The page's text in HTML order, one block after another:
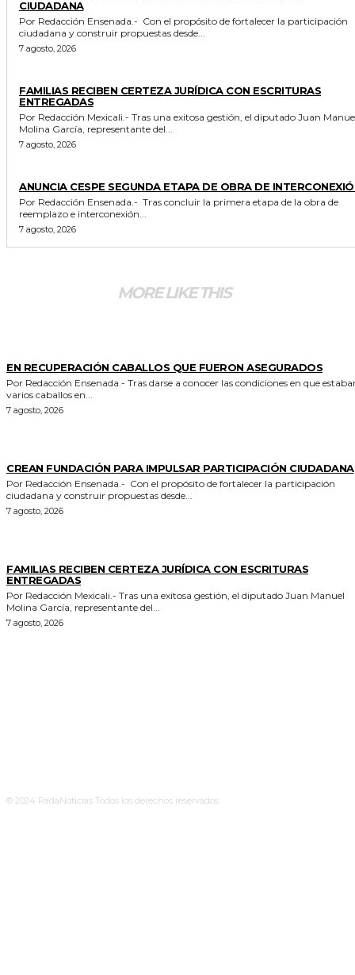
CIUDADANA
Por Redacción Ensenada.- Con el propósito de fortalecer la participación
ciudadana y construir propuestas desde...
7 agosto, 2026
FAMILIAS RECIBEN CERTEZA JURÍDICA CON ESCRITURAS
ENTREGADAS
Por Redacción Mexicali.- Tras una exitosa gestión, el diputado Juan Manuel
Molina García, representante del...
7 agosto, 2026
ANUNCIA CESPE SEGUNDA ETAPA DE OBRA DE
Por Redacción Ensenada.- Tras concluir la primera etapa de la obra de
reemplazo e interconexión...
7 agosto, 2026
MORE LIKE THIS
EN RECUPERACIÓN CABALLOS QUE FUERON ASEGURADOS
Por Redacción Ensenada.- Tras darse a conocer las condiciones en que estaban
varios caballos en...
7 agosto, 2026
CREAN FUNDACIÓN PARA IMPULSAR PARTICIPACIÓN CIUDADANA
Por Redacción Ensenada.- Con el propósito de fortalecer la participación
ciudadana y construir propuestas desde...
7 agosto, 2026
FAMILIAS RECIBEN CERTEZA JURÍDICA CON ESCRITURAS
ENTREGADAS
Por Redacción Mexicali.- Tras una exitosa gestión, el diputado Juan Manuel
Molina García, representante del...
7 agosto, 2026
© 2024 RadaNoticias Todos los derechos reservados